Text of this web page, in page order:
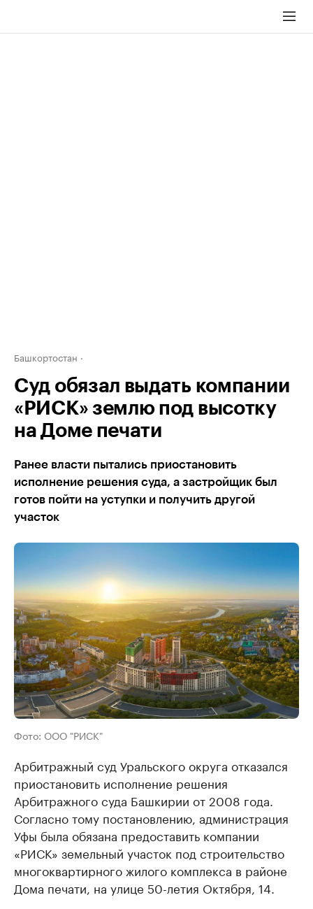
Башкортостан
Суд обязал выдать компании
«РИСК» землю под высотку
на Доме печати
Ранее власти пытались приостановить
исполнение решения суда, а застройщик был
готов пойти на уступки и получить другой
участок
Фото: ООО "РИСК"
Арбитражный суд Уральского округа отказался
приостановить исполнение решения
Арбитражного суда Башкирии от 2008 года.
Согласно тому постановлению, администрация
Уфы была обязана предоставить компании
«РИСК» земельный участок под строительство
многоквартирного жилого комплекса в районе
Дома печати, на улице 50-летия Октября, 14.